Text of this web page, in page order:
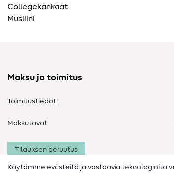
Collegekankaat
Musliini
Maksu ja toimitus
Toimitustiedot
Maksutavat
Tilauksen peruutus
Käytämme evästeitä ja vastaavia teknologioita